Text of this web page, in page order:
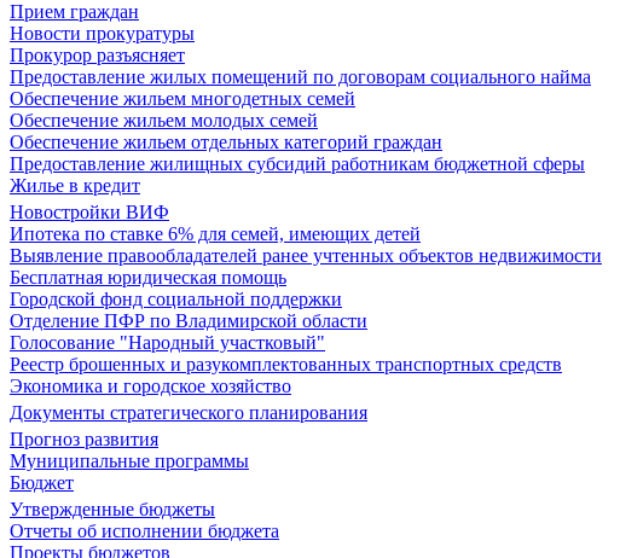
Прием граждан
Новости прокуратуры
Прокурор разъясняет
Предоставление жилых помещений по договорам социального найма
Обеспечение жильем многодетных семей
Обеспечение жильем молодых семей
Обеспечение жильем отдельных категорий граждан
Предоставление жилищных субсидий работникам бюджетной сферы
Жилье в кредит
Новостройки ВИФ
Ипотека по ставке 6% для семей, имеющих детей
Выявление правообладателей ранее учтенных объектов недвижимости
Бесплатная юридическая помощь
Городской фонд социальной поддержки
Отделение ПФР по Владимирской области
Голосование "Народный участковый"
Реестр брошенных и разукомплектованных транспортных средств
Экономика и городское хозяйство
Документы стратегического планирования
Прогноз развития
Муниципальные программы
Бюджет
Утвержденные бюджеты
Отчеты об исполнении бюджета
Проекты бюджетов